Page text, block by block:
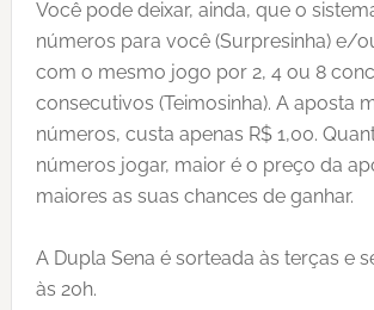
Você pode deixar, ainda, que o
números para você (Surpresinha) e/
com o mesmo jogo por 2, 4 ou 8
consecutivos (Teimosinha). A aposta
números, custa apenas R$ 1,00.
números jogar, maior é o preço da
maiores as suas chances de ganhar.
A Dupla Sena é sorteada às terças e
às 20h.